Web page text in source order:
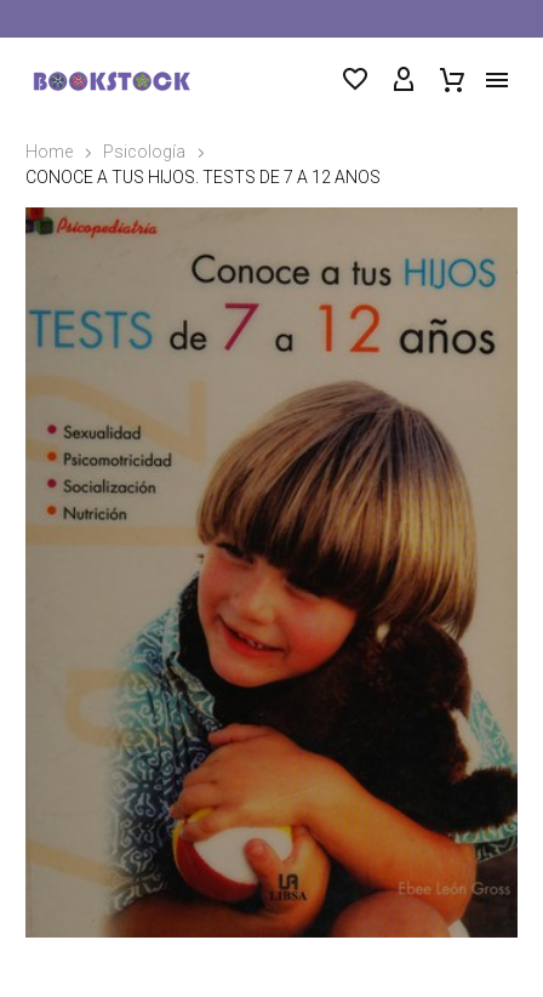
Home
Psicología
CONOCE A TUS HIJOS. TESTS DE 7 A 12 ANOS